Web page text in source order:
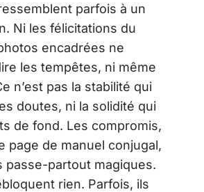
parfois à un
Ni les félicitations du
encadrées ne
les tempêtes, ni même
n’est pas la stabilité qui
doutes, ni la solidité qui
de fond. Les compromis,
page de manuel conjugal,
passe-partout magiques.
rien. Parfois, ils